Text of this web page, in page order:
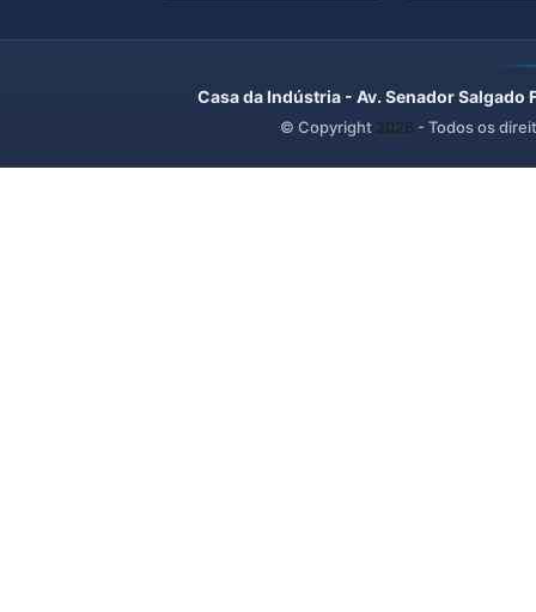
Casa da Indústria - Av. Senador
© Copyright 2026 - Todos os